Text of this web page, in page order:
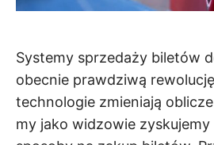
Systemy sprzedaży biletów
obecnie prawdziwą
technologie zmieniają
my jako widzowie